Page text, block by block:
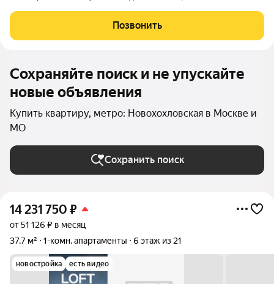
компания КОЛДИ, представляет собой знаковое жилое
пространство, на территории которого
Позвонить
Сохраняйте поиск и не упускайте
новые объявления
Купить квартиру, метро: Новохохловская в Москве и
МО
Сохранить поиск
14 231 750 ₽
от 51 126 ₽ в месяц
37,7 м²
1-комн. апартаменты 6 этаж из 21
новостройка есть видео